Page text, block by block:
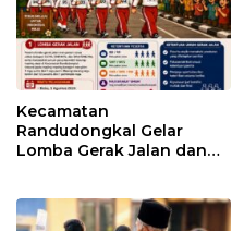
Kecamatan
Randudongkal Gelar
Lomba Gerak Jalan dan